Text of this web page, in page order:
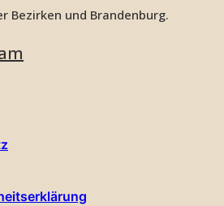
Bezirken und Brandenburg.